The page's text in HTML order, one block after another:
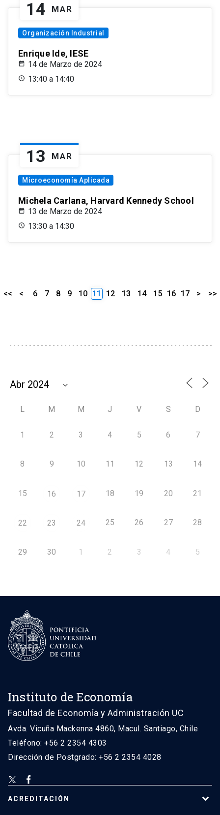
14 MAR
Organización Industrial
Enrique Ide, IESE
14 de Marzo de 2024
13:40 a 14:40
13 MAR
Microeconomía Aplicada
Michela Carlana, Harvard Kennedy School
13 de Marzo de 2024
13:30 a 14:30
<< < 6 7 8 9 10 11 12 13 14 15 16 17 > >>
L M M J V S D
1 2 3 4 5 6 7
8 9 10 11 12 13 14
15 16 17 18 19 20 21
22 23 24 25 26 27 28
29 30 1 2 3 4 5
Instituto de Economía
Facultad de Economía y Administración UC
Avda. Vicuña Mackenna 4860, Macul. Santiago, Chile
Teléfono: +56 2 2354 4303
Dirección de Postgrado: +56 2 2354 4028
ACREDITACIÓN